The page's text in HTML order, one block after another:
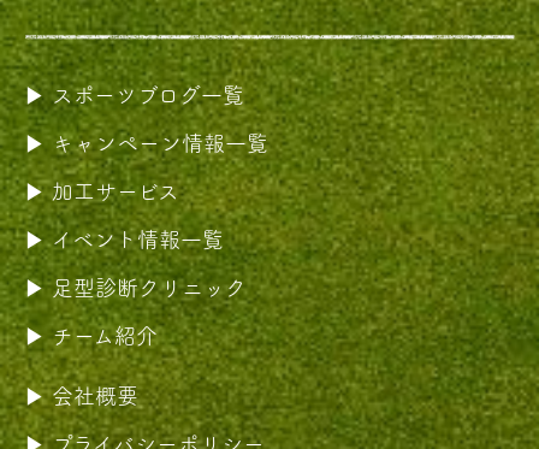
スポーツブログ一覧
キャンペーン情報一覧
加工サービス
イベント情報一覧
足型診断クリニック
チーム紹介
会社概要